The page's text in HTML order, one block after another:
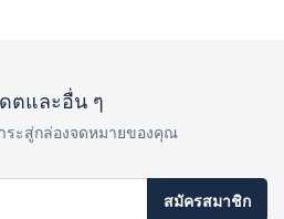
ตและอื่น ๆ
ระสู่กล่องจดหมายของคุณ
สมัครสมาชิก